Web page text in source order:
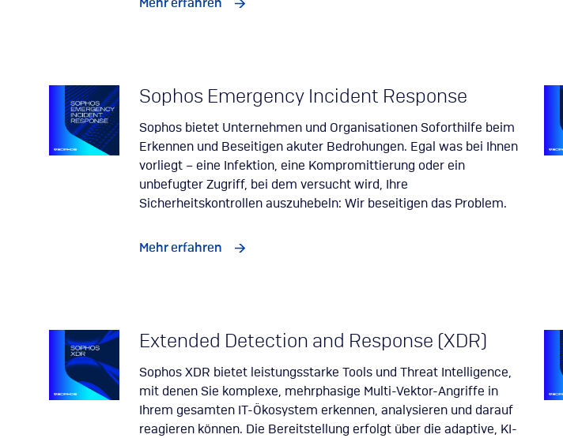
Mehr erfahren
Sophos Emergency Incident Response
Sophos bietet Unternehmen und Organisationen Soforthilfe beim
Erkennen und Beseitigen akuter Bedrohungen. Egal was bei Ihnen
vorliegt – eine Infektion, eine Kompromittierung oder ein
unbefugter Zugriff, bei dem versucht wird, Ihre
Sicherheitskontrollen auszuhebeln: Wir beseitigen das Problem.
Mehr erfahren
Extended Detection and Response (XDR)
Sophos XDR bietet leistungsstarke Tools und Threat Intelligence,
mit denen Sie komplexe, mehrphasige Multi-Vektor-Angriffe in
Ihrem gesamten IT-Ökosystem erkennen, analysieren und darauf
reagieren können. Die Bereitstellung erfolgt über die adaptive, KI-